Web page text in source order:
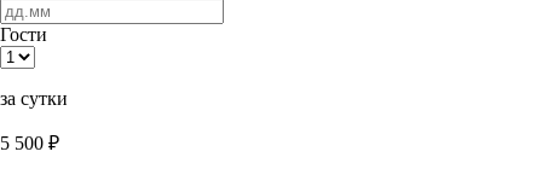
Гости
за сутки
5 500 ₽